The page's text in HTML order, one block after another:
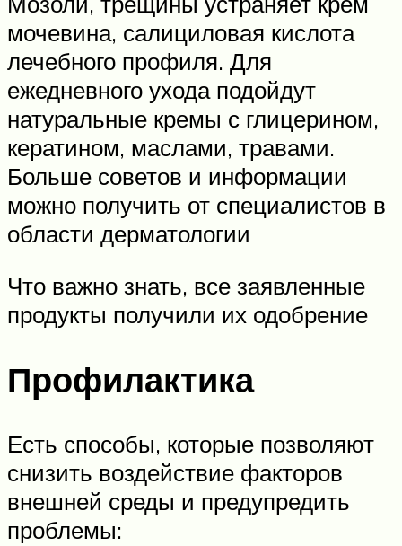
мочевина, салициловая кислота
лечебного профиля. Для
ежедневного ухода подойдут
натуральные кремы с глицерином,
кератином, маслами, травами.
Больше советов и информации
можно получить от специалистов в
области дерматологии
Что важно знать, все заявленные
продукты получили их одобрение
Профилактика
Есть способы, которые позволяют
снизить воздействие факторов
внешней среды и предупредить
проблемы: